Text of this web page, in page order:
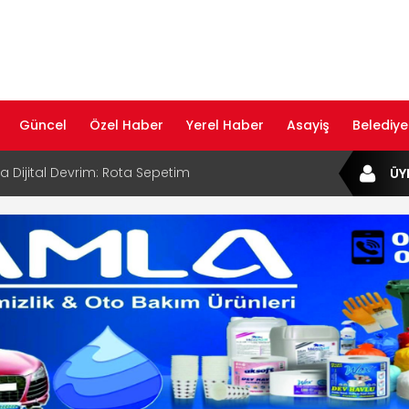
Güncel Özel Haber Yerel Haber Asayiş
Dijital Devrim: Rota Sepetim
Bölge Müdürü Makam Koltuğunu
Rehberi ile Google ve Yapay Zeka
Öne Çıkın
Rehberi Hizmete Girdi
Yayın Hayatına Başladı | Hızlı ve Akıllı